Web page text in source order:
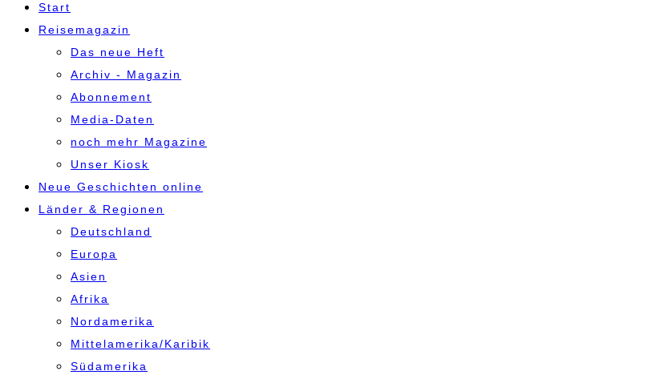
Start
Reisemagazin
Das neue Heft
Archiv - Magazin
Abonnement
Media-Daten
noch mehr Magazine
Unser Kiosk
Neue Geschichten online
Länder & Regionen
Deutschland
Europa
Asien
Afrika
Nordamerika
Mittelamerika/Karibik
Südamerika